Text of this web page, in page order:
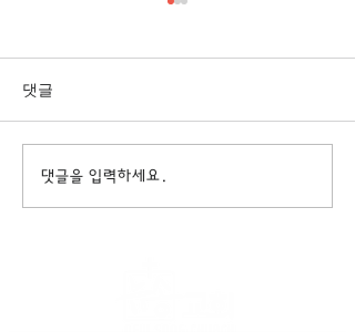
댓글
댓글을 입력하세요.